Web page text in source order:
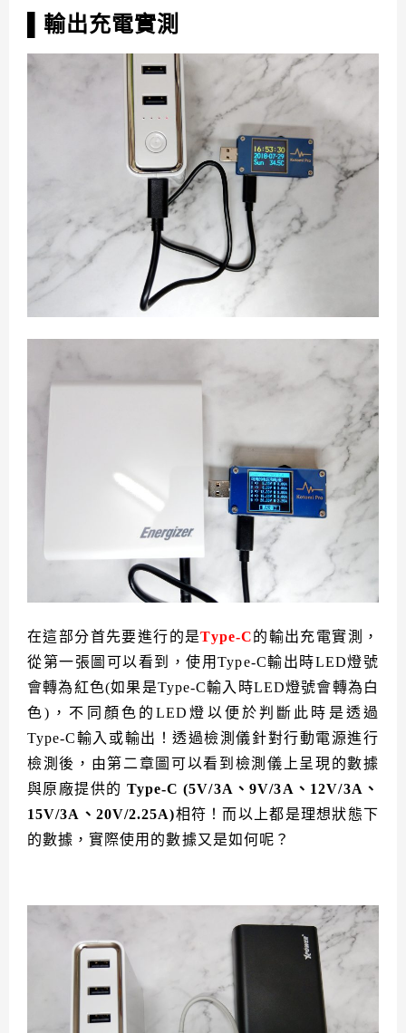
▌輸出充電實測
在這部分首先要進行的是Type-C的輸出充電實測，
從第一張圖可以看到，使用Type-C輸出時LED燈號
會轉為紅色(如果是Type-C輸入時LED燈號會轉為白
色)，不同顏色的LED燈以便於判斷此時是透過
Type-C輸入或輸出！透過檢測儀針對行動電源進行
檢測後，由第二章圖可以看到檢測儀上呈現的數據
與原廠提供的 Type-C (5V/3A、9V/3A、12V/3A、
15V/3A、20V/2.25A)相符！而以上都是理想狀態下
的數據，實際使用的數據又是如何呢？